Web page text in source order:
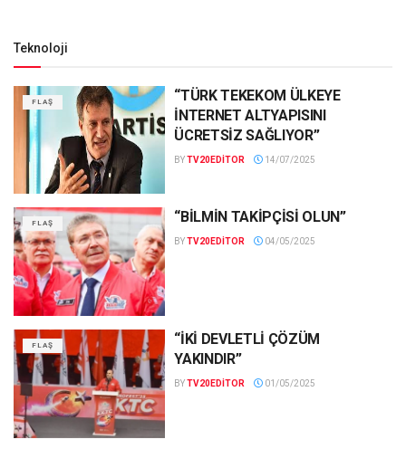
Teknoloji
FLAŞ
“TÜRK TEKEKOM ÜLKEYE
İNTERNET ALTYAPISINI
ÜCRETSİZ SAĞLIYOR”
BYTV20EDITOR 14/07/2025
FLAŞ “BİLMİN TAKİPÇİSİ OLUN”
BYTV20EDITOR 04/05/2025
FLAŞ
“İKİ DEVLETLİ ÇÖZÜM
YAKINDIR”
BYTV20EDITOR 01/05/2025